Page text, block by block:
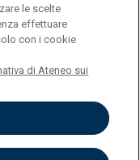
le scelte
effettuare
con i cookie
di Ateneo sui